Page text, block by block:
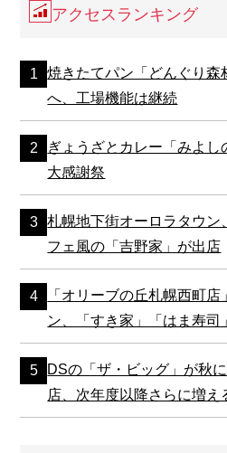
アクセスランキング
焼きたてパン「どんぐり森
へ、工場機能は継続
ぎょうざとカレー「みよ
大感謝祭
札幌地下街オーロラタウン
フェ風の「吉野家」が出店
「オリーブの丘札幌西町
ン、「すき家」「はま寿司
DSの「ザ・ビッグ」が秋
店、次年度以降さらに増え